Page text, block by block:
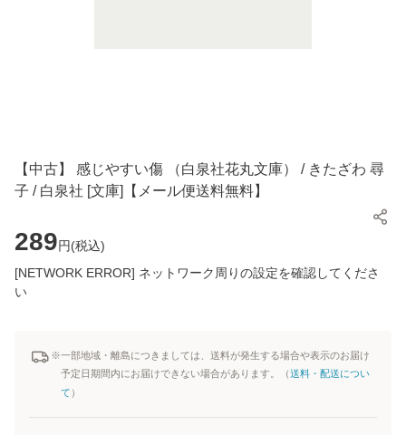
【中古】 感じやすい傷 （白泉社花丸文庫） / きたざわ 尋
子 / 白泉社 [文庫]【メール便送料無料】
289円(税込)
[NETWORK ERROR] ネットワーク周りの設定を確認してくださ
い
※一部地域・離島につきましては、送料が発生する場合や表示のお届け
予定日期間内にお届けできない場合があります。（送料・配送につい
て ）